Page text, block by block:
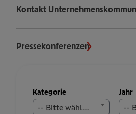
Kontakt
Pressekonferenzen
Meldungen
filtern
Kategorie
-- Bitte wählen Sie aus --
Jahr
--